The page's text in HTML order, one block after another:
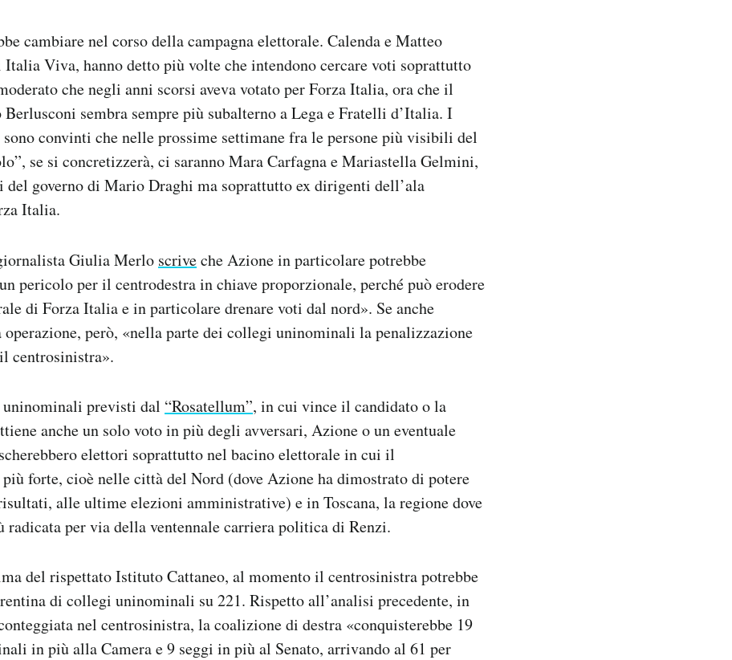
cambiare nel corso della campagna elettorale. Calenda e Matteo
Italia Viva, hanno detto più volte che intendono cercare voti soprattutto
che negli anni scorsi aveva votato per Forza Italia, ora che il
sembra sempre più subalterno a Lega e Fratelli d’Italia. I
convinti che nelle prossime settimane fra le persone più visibili del
se si concretizzerà, ci saranno Mara Carfagna e Mariastella Gelmini,
del governo di Mario Draghi ma soprattutto ex dirigenti dell’ala
Italia.
Giulia Merlo scriveche Azione in particolare potrebbe
pericolo per il centrodestra in chiave proporzionale, perché può erodere
di Forza Italia e in particolare drenare voti dal nord». Se anche
operazione, però, «nella parte dei collegi uninominali la penalizzazione
centrosinistra».
previsti dal “Rosatellum”, in cui vince il candidato o la
anche un solo voto in più degli avversari, Azione o un eventuale
elettori soprattutto nel bacino elettorale in cui il
forte, cioè nelle città del Nord (dove Azione ha dimostrato di potere
alle ultime elezioni amministrative) e in Toscana, la regione dove
per via della ventennale carriera politica di Renzi.
del rispettato Istituto Cattaneo, al momento il centrosinistra potrebbe
di collegi uninominali su 221. Rispetto all’analisi precedente, in
nel centrosinistra, la coalizione di destra «conquisterebbe 19
in più alla Camera e 9 seggi in più al Senato, arrivando al 61 per